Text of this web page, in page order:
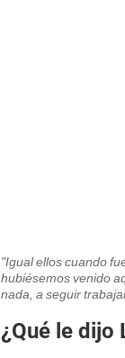
"Igual ellos cuando
hubiésemos venido
nada, a seguir
¿Qué le dijo